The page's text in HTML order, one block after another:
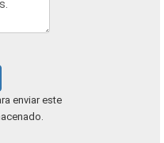
enviar este